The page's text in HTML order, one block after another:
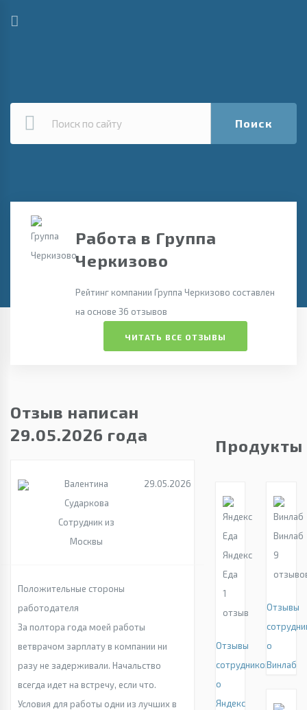
Поиск
Работа в Группа
Черкизово
Рейтинг компании Группа Черкизово составлен
на основе 36 отзывов
ЧИТАТЬ ВСЕ ОТЗЫВЫ
Отзыв написан
29.05.2026 года
Валентина
Сударкова
Сотрудник из
Москвы
29.05.2026
Положительные стороны
работодателя
За полтора года моей работы
ветврачом зарплату в компании ни
разу не задерживали. Начальство
всегда идет на встречу, если что.
Условия для работы одни из лучших в
Продукты
Яндекс
Еда
1
отзыв
Отзывы
сотрудников
о
Яндекс
Винлаб
9
Отзывы
о
Винлаб